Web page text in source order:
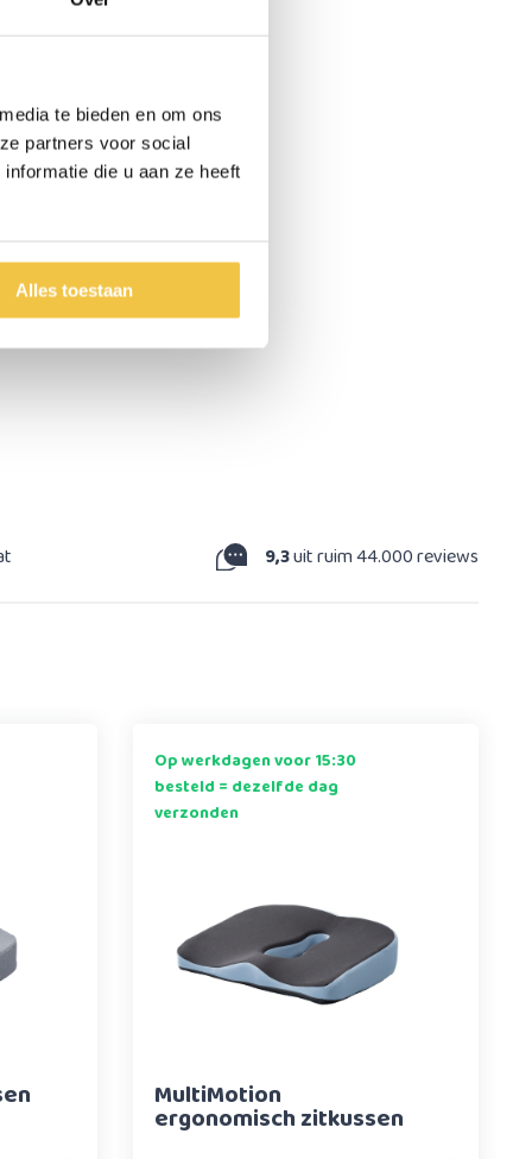
te bieden en om ons
partners voor social
die u aan ze heeft
Alles toestaan
9,3uit ruim 44.000 reviews
Op werkdagen voor 15:30
besteld = dezelfde dag
verzonden
MultiMotion
ergonomisch zitkussen